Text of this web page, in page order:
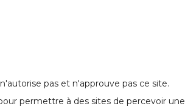
pas et n'approuve pas ce site.
permettre à des sites de percevoir une